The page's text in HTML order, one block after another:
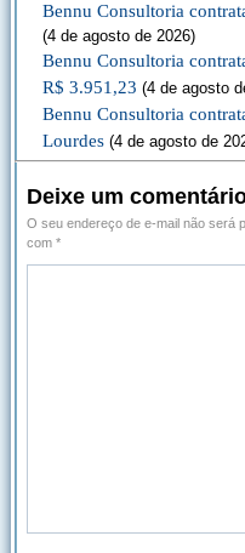
Bennu Consultoria
(4 de agosto de 2026)
Bennu Consultoria
R$ 3.951,23 (4 de agosto
Bennu Consultoria
Lourdes (4 de agosto de
Deixe um
O seu endereço de e-mail não será
com *